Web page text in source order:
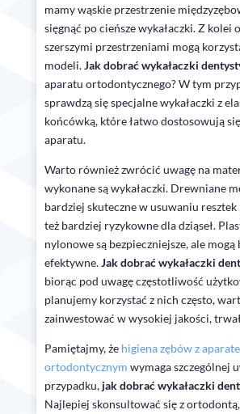
mamy wąskie przestrzenie
sięgnąć po cieńsze wykałaczki. Z kolei
szerszymi przestrzeniami mogą
modeli.Jak dobrać wykałaczki
aparatu ortodontycznego? W tym
sprawdzą się specjalne wykałaczki z
końcówką, które łatwo dostosowują
aparatu.
Warto również zwrócić uwagę na
wykonane są wykałaczki. Drewniane
bardziej skuteczne w usuwaniu
też bardziej ryzykowne dla dziąseł.
nylonowe są bezpieczniejsze, ale mogą
efektywne.Jak dobrać wykałaczki
biorąc pod uwagę częstotliwość
planujemy korzystać z nich często,
zainwestować w wysokiej jakości,
Pamiętajmy, że higiena zębów z
ortodontycznym wymaga szczególnej
przypadku, jak dobrać wykałaczki
Najlepiej skonsultować się z